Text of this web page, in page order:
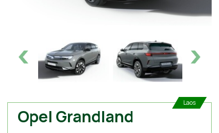
Opel Grandland
Laos